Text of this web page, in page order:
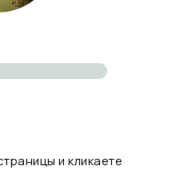
и кликаете